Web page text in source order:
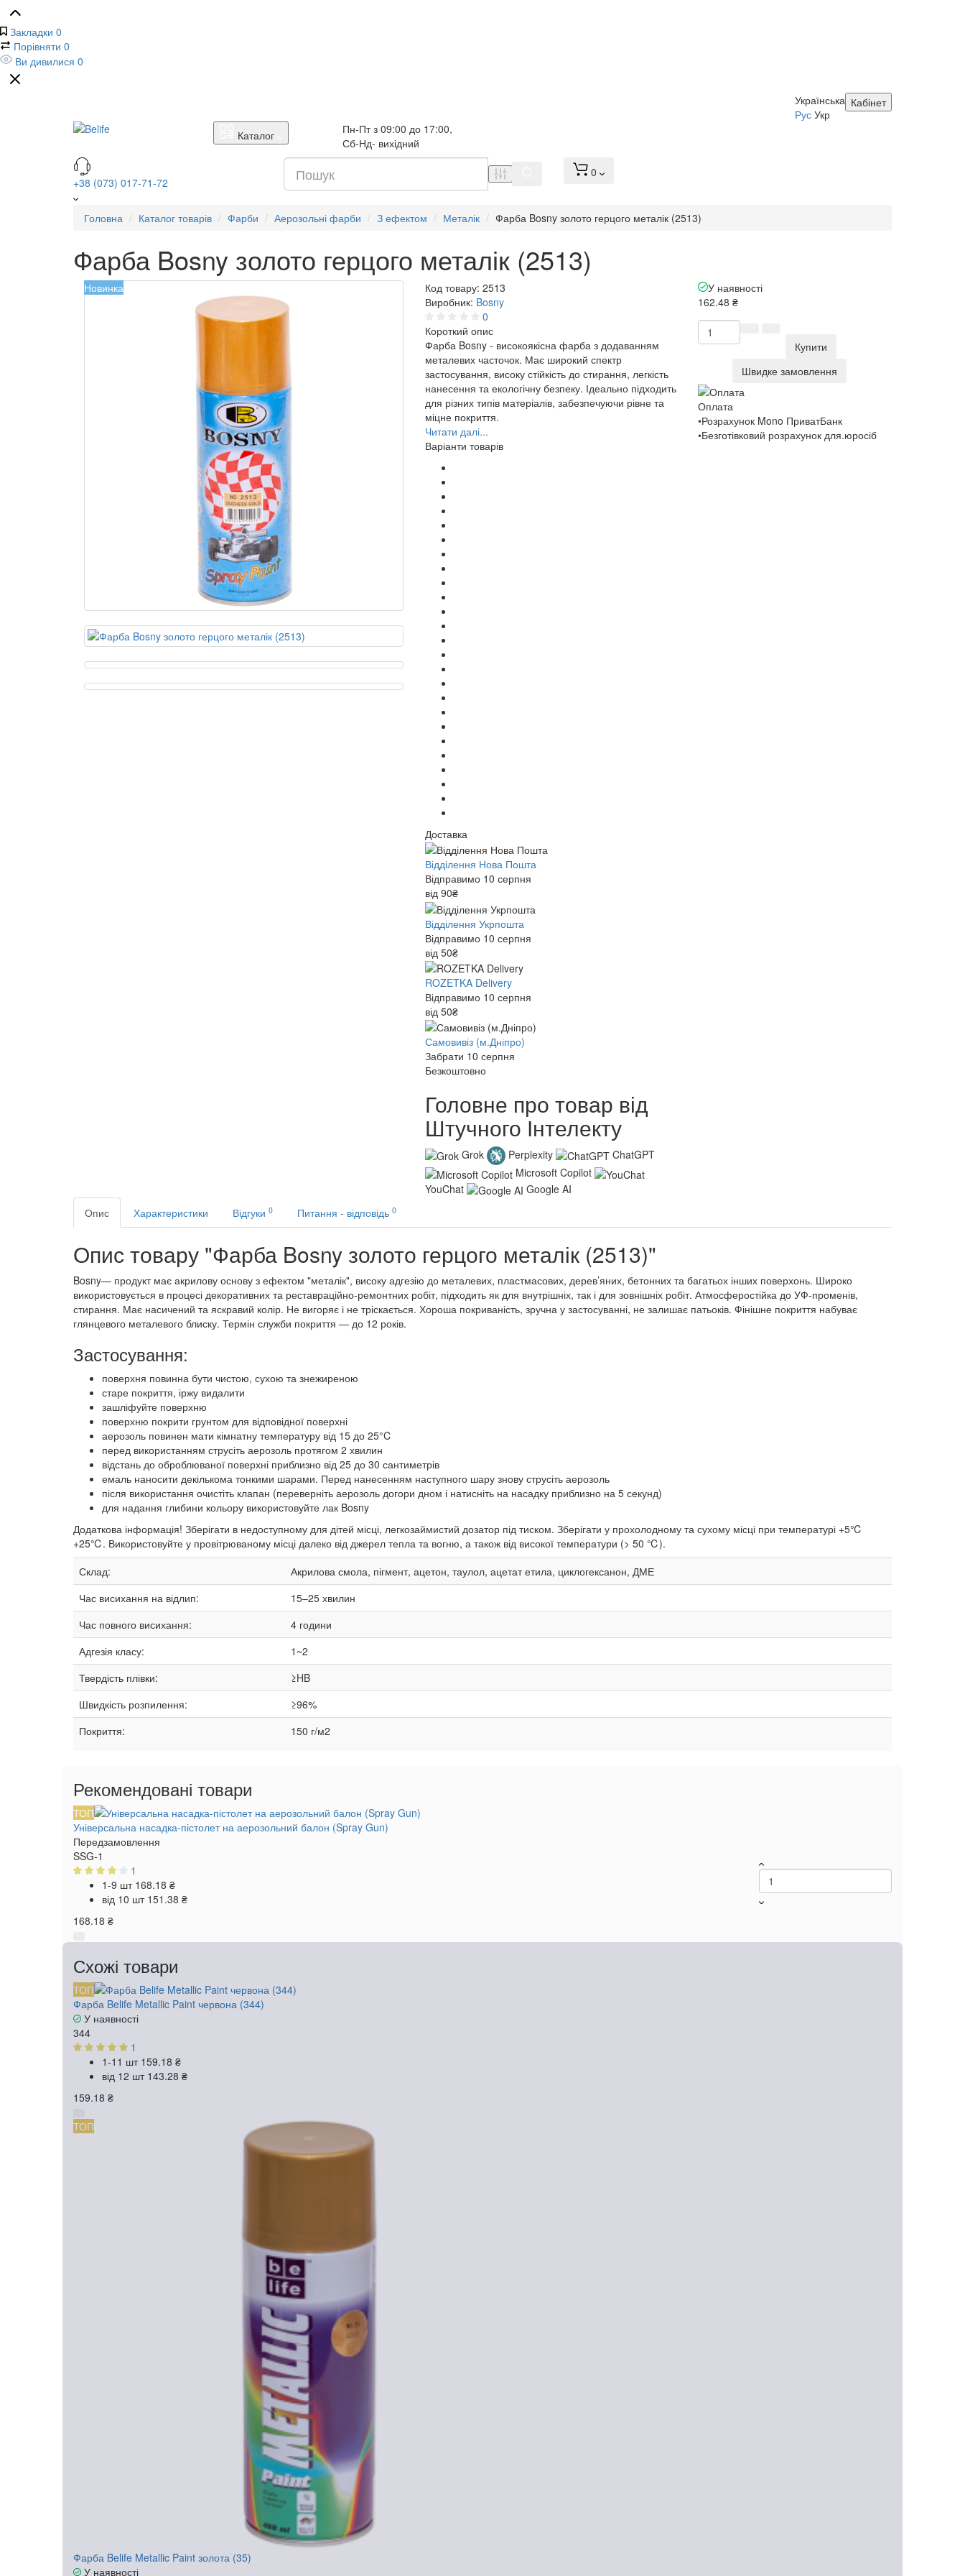
Закладки 0
Порівняти 0
Ви дивилися 0
Кабінет
Українська
Рус Укр
Каталог
Пн-Пт з 09:00 до 17:00,
Сб-Нд- вихідний
+38 (073) 017-71-72
0
Головна Каталог товарів Фарби Аерозольні фарби З ефектом Металік Фарба Bosny золото герцого металік (2513)
Фарба Bosny золото герцого металік (2513)
Новинка Код товару: 2513
Виробник: Bosny
0
Короткий опис
Фарба Bosny - високоякісна фарба з додаванням
металевих часточок. Має широкий спектр
застосування, високу стійкість до стирання, легкість
нанесення та екологічну безпеку. Ідеально підходить
для різних типів матеріалів, забезпечуючи рівне та
міцне покриття.
Читати далі...
Варіанти товарів
Доставка
Відділення Нова Пошта
Відправимо 10 серпня
від 90₴
Відділення Укрпошта
Відправимо 10 серпня
від 50₴
ROZETKA Delivery
Відправимо 10 серпня
від 50₴
Самовивіз (м.Дніпро)
Забрати 10 серпня
Безкоштовно
Головне про товар від
Штучного Інтелекту
Grok Perplexity
ChatGPT
Microsoft Copilot
YouChat
Google AI
У наявності
162.48 ₴
Купити
Швидке замовлення
Оплата
•Розрахунок Mono ПриватБанк
•Безготівковий розрахунок для.юросіб
Опис Характеристики Відгуки 0 Питання - відповідь 0
Опис товару "Фарба Bosny золото герцого металік (2513)"
Bosny— продукт має акрилову основу з ефектом "металік", високу адгезію до металевих, пластмасових, дерев’яних, бетонних та багатьох інших поверхонь. Широко
використовується в процесі декоративних та реставраційно-ремонтних робіт, підходить як для внутрішніх, так і для зовнішніх робіт. Атмосферостійка до УФ-променів,
стирання. Має насичений та яскравий колір. Не вигоряє і не тріскається. Хороша покриваність, зручна у застосуванні, не залишає патьоків. Фінішне покриття набуває
глянцевого металевого блиску. Термін служби покриття — до 12 років.
Застосування:
поверхня повинна бути чистою, сухою та знежиреною
старе покриття, іржу видалити
зашліфуйте поверхню
поверхню покрити грунтом для відповідної поверхні
аерозоль повинен мати кімнатну температуру від 15 до 25°C
перед використанням струсіть аерозоль протягом 2 хвилин
відстань до оброблюваної поверхні приблизно від 25 до 30 сантиметрів
емаль наносити декількома тонкими шарами. Перед нанесенням наступного шару знову струсіть аерозоль
після використання очистіть клапан (переверніть аерозоль догори дном і натисніть на насадку приблизно на 5 секунд)
для надання глибини кольору використовуйте лак Bosny
Додаткова інформація! Зберігати в недоступному для дітей місці, легкозаймистий дозатор під тиском. Зберігати у прохолодному та сухому місці при температурі +5℃
+25℃. Використовуйте у провітрюваному місці далеко від джерел тепла та вогню, а також від високої температури (> 50 ℃).
Склад:
Акрилова смола, пігмент, ацетон, таулол, ацетат етила, циклогексанон, ДМЕ
Час висихання на відлип:
15–25 хвилин
Час повного висихання:
4 години
Адгезія класу:
1~2
Твердість плівки:
≥HB
Швидкість розпилення:
≥96%
Покриття:
150 г/м2
Рекомендовані товари
ТОП
Універсальна насадка-пістолет на аерозольний балон (Spray Gun)
Передзамовлення
SSG-1
1
1-9 шт 168.18 ₴
від 10 шт 151.38 ₴
168.18 ₴
Схожі товари
ТОП
Фарба Belife Metallic Paint червона (344)
У наявності
344
1
1-11 шт 159.18 ₴
від 12 шт 143.28 ₴
159.18 ₴
ТОП
Фарба Belife Metallic Paint золота (35)
У наявності